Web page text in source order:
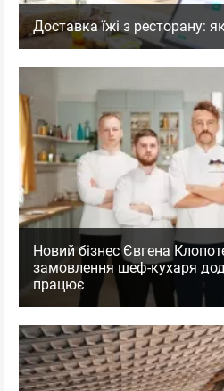
Доставка їжі з ресторану:
Новий бізнес Євгена
замовлення шеф-кухаря
працює